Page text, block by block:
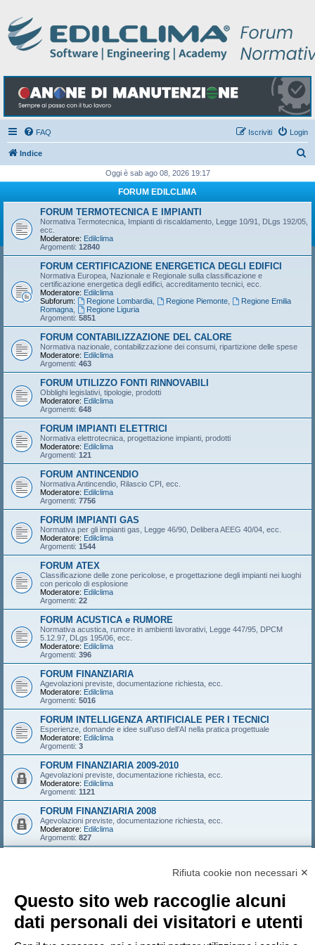
FAQ Login
Iscriviti
Indice
c
Oggi è sab ago 08, 2026 19:17
FORUM EDILCLIMA
FORUM TERMOTECNICA E IMPIANTI
Normativa Termotecnica, Impianti di riscaldamento, Legge 10/91, DLgs 192/05,
ecc.
Moderatore: Edilclima
Argomenti: 12840
FORUM CERTIFICAZIONE ENERGETICA DEGLI EDIFICI
Normativa Europea, Nazionale e Regionale sulla classificazione e
certificazione energetica degli edifici, accreditamento tecnici, ecc.
Moderatore: Edilclima
Subforum:
Regione Lombardia, Regione Piemonte,
Regione Emilia
Romagna
Regione Liguria
Argomenti: 5851
FORUM CONTABILIZZAZIONE DEL CALORE
Normativa nazionale, contabilizzazione dei consumi, ripartizione delle spese
Moderatore: Edilclima
Argomenti: 463
FORUM UTILIZZO FONTI RINNOVABILI
Obblighi legislativi, tipologie, prodotti
Moderatore: Edilclima
Argomenti: 648
FORUM IMPIANTI ELETTRICI
Normativa elettrotecnica, progettazione impianti, prodotti
Moderatore: Edilclima
Argomenti: 121
FORUM ANTINCENDIO
Normativa Antincendio, Rilascio CPI, ecc.
Moderatore: Edilclima
Argomenti: 7756
FORUM IMPIANTI GAS
Normativa per gli impianti gas, Legge 46/90, Delibera AEEG 40/04, ecc.
Moderatore: Edilclima
Argomenti: 1544
FORUM ATEX
Classificazione delle zone pericolose, e progettazione degli impianti nei luoghi
con pericolo di esplosione
Moderatore: Edilclima
Argomenti: 22
FORUM ACUSTICA e RUMORE
Normativa acustica, rumore in ambienti lavorativi, Legge 447/95, DPCM
5.12.97, DLgs 195/06, ecc.
Moderatore: Edilclima
Argomenti: 396
FORUM FINANZIARIA
Agevolazioni previste, documentazione richiesta, ecc.
Moderatore: Edilclima
Argomenti: 5016
FORUM INTELLIGENZA ARTIFICIALE PER I TECNICI
Esperienze, domande e idee sull’uso dell’AI nella pratica progettuale
Moderatore: Edilclima
Argomenti: 3
FORUM FINANZIARIA 2009-2010
Agevolazioni previste, documentazione richiesta, ecc.
Moderatore: Edilclima
Argomenti: 1121
FORUM FINANZIARIA 2008
Agevolazioni previste, documentazione richiesta, ecc.
Moderatore: Edilclima
Argomenti: 827
LOGIN
ISCRIVITI
Nome utente:
Rifiuta cookie non necessari ✕
Questo sito web raccoglie alcuni
dati personali dei visitatori e utenti